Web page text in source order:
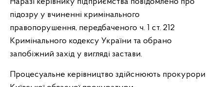
підозру у вчиненні кримінального
правопорушення, передбаченого ч. 1 ст. 212
Кримінального кодексу України та обрано
запобіжний захід у вигляді застави.
Процесуальне керівництво здійснюють прокурори